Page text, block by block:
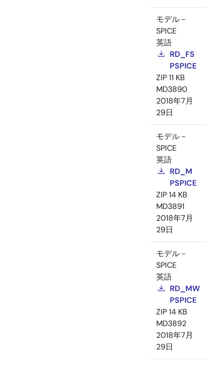
モデル－
SPICE
英語
RD_FS
PSPICE
ZIP11 KB
MD3890
2018年7月
29日
モデル－
SPICE
英語
RD_M
PSPICE
ZIP14 KB
MD3891
2018年7月
29日
モデル－
SPICE
英語
RD_MW
PSPICE
ZIP14 KB
MD3892
2018年7月
29日